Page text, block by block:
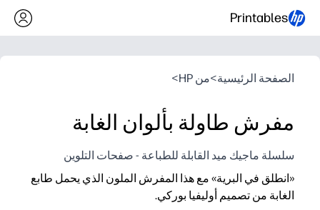
Printables
الصفحة الرئيسية>من HP >
مفرش طاولة بألوان الغابة
سلسلة ماجيك ميد القابلة للطباعة - صفحات التلوين
«انطلق في البرية» مع هذا المفرش الملون الذي يحمل طابع
الغابة من تصميم أوليفيا بوركي.